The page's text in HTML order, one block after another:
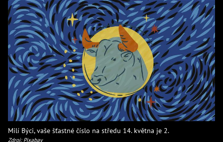
Milí Býci, vaše šťastné číslo na středu 14. května je 2.
Zdroj: Pixabay